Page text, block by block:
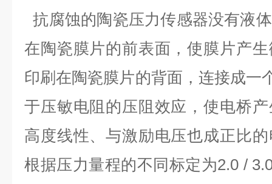
抗腐蚀的陶瓷压力传感器没有液
在陶瓷膜片的前表面，使膜片产
印刷在陶瓷膜片的背面，连接成一
于压敏电阻的压阻效应，使电桥
高度线性、与激励电压也成正比
根据压力量程的不同标定为2.0 /